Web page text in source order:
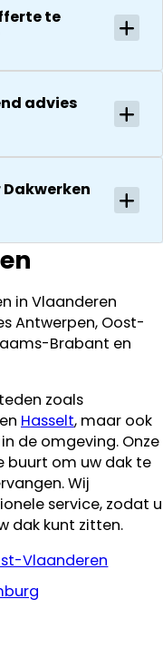
te
advies
in Vlaanderen
Antwerpen, Oost-
Brabant en
zoals
en Hasselt, maar ook
de omgeving. Onze
buurt om uw dak te
Wij
service, zodat u
dak kunt zitten.
Vlaanderen